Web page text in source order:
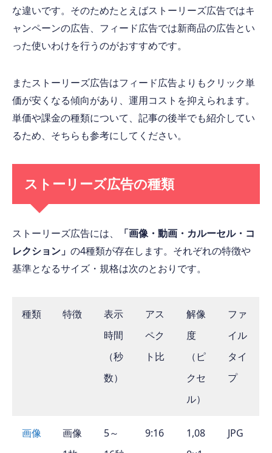
な違いです。そのためたとえばストーリーズ広告ではキ
ャンペーンの広告、フィード広告では新商品の広告とい
った使いわけを行うのがおすすめです。
またストーリーズ広告はフィード広告よりもクリック単
価が安くなる傾向があり、運用コストを抑えられます。
単価や課金の種類について、記事の後半でも紹介してい
るため、そちらも参考にしてください。
ストーリーズ広告の種類
ストーリーズ広告には、
「画像・動画・カルーセル・コ
レクション」 の4種類が存在します。それぞれの特徴や
基準となるサイズ・規格は次のとおりです。
種類 特徴
表示
時間
（秒
数）
アス
ペク
ト比
解像
度
（ピ
クセ
ル）
ファ
イル
タイ
プ
画像
画像
5～
9:16
1,08
JPG